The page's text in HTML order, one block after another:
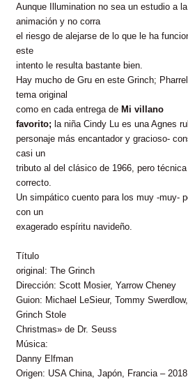
Aunque Illumination no sea un estudio a
animación y no corra
el riesgo de alejarse de lo que le ha
este
intento le resulta bastante bien.
Hay mucho de Gru en este Grinch;
tema original
como en cada entrega de Mi villano
favorito; la niña Cindy Lu es una Agnes
personaje más encantador y gracioso-
casi un
tributo al del clásico de 1966, pero
correcto.
Un simpático cuento para los muy -muy-
con un
exagerado espíritu navideño.
Título
original: The Grinch
Dirección: Scott Mosier, Yarrow Cheney
Guion: Michael LeSieur, Tommy
Grinch Stole
Christmas» de Dr. Seuss
Música:
Danny Elfman
Origen: USA China, Japón, Francia – 2018